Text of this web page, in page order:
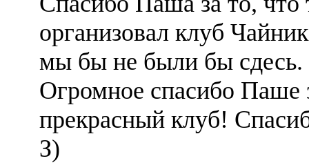
организовал клуб
мы бы не были бы
Огромное спасибо Паше
прекрасный клуб!
З)